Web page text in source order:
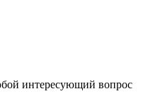
интересующий вопрос